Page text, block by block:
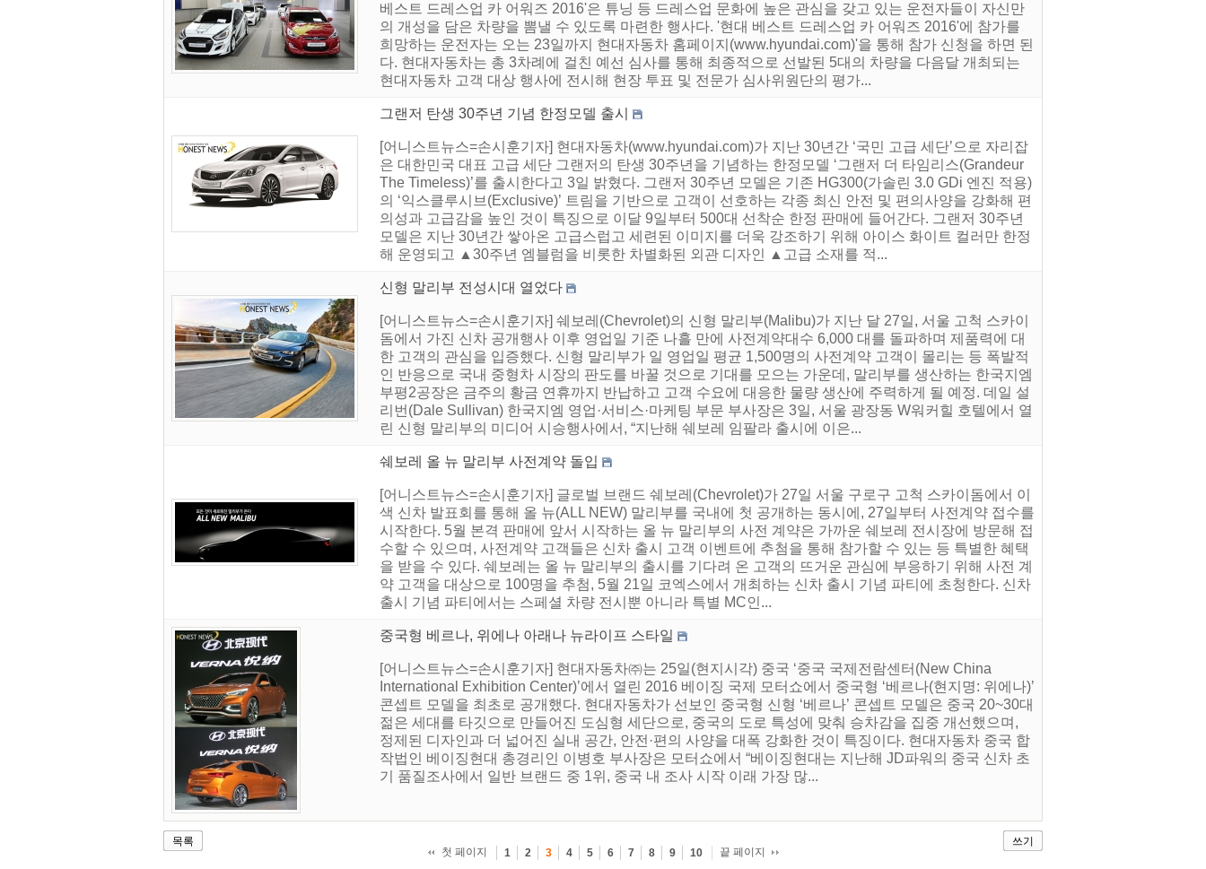
베스트 드레스업 카 어워즈 2016'은 튜닝 등 드레스업 문화에 높은 관심을 갖고 있는 운전자들이 자신만
의 개성을 담은 차량을 뽐낼 수 있도록 마련한 행사다. '현대 베스트 드레스업 카 어워즈 2016'에 참가를
희망하는 운전자는 오는 23일까지 현대자동차 홈페이지(www.hyundai.com)'을 통해 참가 신청을 하면 된
다. 현대자동차는 총 3차례에 걸친 예선 심사를 통해 최종적으로 선발된 5대의 차량을 다음달 개최되는
현대자동차 고객 대상 행사에 전시해 현장 투표 및 전문가 심사위원단의 평가...
그랜저 탄생 30주년 기념 한정모델 출시
[어니스트뉴스=손시훈기자] 현대자동차(www.hyundai.com)가 지난 30년간 ‘국민 고급 세단’으로 자리잡
은 대한민국 대표 고급 세단 그랜저의 탄생 30주년을 기념하는 한정모델 ‘그랜저 더 타임리스(Grandeur
The Timeless)’를 출시한다고 3일 밝혔다. 그랜저 30주년 모델은 기존 HG300(가솔린 3.0 GDi 엔진 적용)
의 ‘익스클루시브(Exclusive)’ 트림을 기반으로 고객이 선호하는 각종 최신 안전 및 편의사양을 강화해 편
의성과 고급감을 높인 것이 특징으로 이달 9일부터 500대 선착순 한정 판매에 들어간다. 그랜저 30주년
모델은 지난 30년간 쌓아온 고급스럽고 세련된 이미지를 더욱 강조하기 위해 아이스 화이트 컬러만 한정
해 운영되고 ▲30주년 엠블럼을 비롯한 차별화된 외관 디자인 ▲고급 소재를 적...
신형 말리부 전성시대 열었다
[어니스트뉴스=손시훈기자] 쉐보레(Chevrolet)의 신형 말리부(Malibu)가 지난 달 27일, 서울 고척 스카이
돔에서 가진 신차 공개행사 이후 영업일 기준 나흘 만에 사전계약대수 6,000 대를 돌파하며 제품력에 대
한 고객의 관심을 입증했다. 신형 말리부가 일 영업일 평균 1,500명의 사전계약 고객이 몰리는 등 폭발적
인 반응으로 국내 중형차 시장의 판도를 바꿀 것으로 기대를 모으는 가운데, 말리부를 생산하는 한국지엠
부평2공장은 금주의 황금 연휴까지 반납하고 고객 수요에 대응한 물량 생산에 주력하게 될 예정. 데일 설
리번(Dale Sullivan) 한국지엠 영업·서비스·마케팅 부문 부사장은 3일, 서울 광장동 W워커힐 호텔에서 열
린 신형 말리부의 미디어 시승행사에서, “지난해 쉐보레 임팔라 출시에 이은...
쉐보레 올 뉴 말리부 사전계약 돌입
[어니스트뉴스=손시훈기자] 글로벌 브랜드 쉐보레(Chevrolet)가 27일 서울 구로구 고척 스카이돔에서 이
색 신차 발표회를 통해 올 뉴(ALL NEW) 말리부를 국내에 첫 공개하는 동시에, 27일부터 사전계약 접수를
시작한다. 5월 본격 판매에 앞서 시작하는 올 뉴 말리부의 사전 계약은 가까운 쉐보레 전시장에 방문해 접
수할 수 있으며, 사전계약 고객들은 신차 출시 고객 이벤트에 추첨을 통해 참가할 수 있는 등 특별한 혜택
을 받을 수 있다. 쉐보레는 올 뉴 말리부의 출시를 기다려 온 고객의 뜨거운 관심에 부응하기 위해 사전 계
약 고객을 대상으로 100명을 추첨, 5월 21일 코엑스에서 개최하는 신차 출시 기념 파티에 초청한다. 신차
출시 기념 파티에서는 스페셜 차량 전시뿐 아니라 특별 MC인...
중국형 베르나, 위에나 아래나 뉴라이프 스타일
[어니스트뉴스=손시훈기자] 현대자동차㈜는 25일(현지시각) 중국 ‘중국 국제전람센터(New China
International Exhibition Center)’에서 열린 2016 베이징 국제 모터쇼에서 중국형 ‘베르나(현지명: 위에나)’
콘셉트 모델을 최초로 공개했다. 현대자동차가 선보인 중국형 신형 ‘베르나’ 콘셉트 모델은 중국 20~30대
젊은 세대를 타깃으로 만들어진 도심형 세단으로, 중국의 도로 특성에 맞춰 승차감을 집중 개선했으며,
정제된 디자인과 더 넓어진 실내 공간, 안전·편의 사양을 대폭 강화한 것이 특징이다. 현대자동차 중국 합
작법인 베이징현대 총경리인 이병호 부사장은 모터쇼에서 “베이징현대는 지난해 JD파워의 중국 신차 초
기 품질조사에서 일반 브랜드 중 1위, 중국 내 조사 시작 이래 가장 많...
목록
쓰기
첫 페이지
1 2 3 4 5 6 7 8 9 10 끝 페이지